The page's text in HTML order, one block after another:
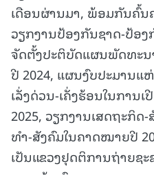
ເດືອນຜ່ານມາ, ພ້ອມກັນຄົ້ນ
ວຽກງານປ້ອງກັນຊາດ-ປ້ອ
ຈັດຕັ້ງປະຕິບັດແຜນພັດທະນ
ປີ 2024, ແຜນງົບປະມານ
ເລັ່ງດ່ວນ-ເຄັ່ງຮ້ອນໃນການ
2025, ວຽກງານເສດຖະກິດ
ທໍາ-ສັງຄົມໃນຄາດໝາຍປີ
ເປັນແຂວງຢຸດຕິການຖ່າຍຊ